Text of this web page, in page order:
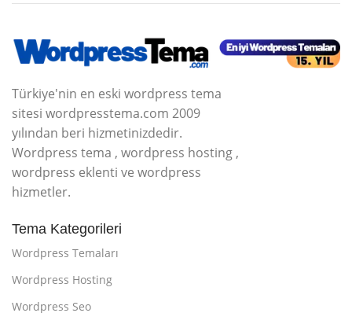
Türkiye'nin en eski wordpress tema
sitesi wordpresstema.com 2009
yılından beri hizmetinizdedir.
Wordpress tema , wordpress hosting ,
wordpress eklenti ve wordpress
hizmetler.
Tema Kategorileri
Wordpress Temaları
Wordpress Hosting
Wordpress Seo